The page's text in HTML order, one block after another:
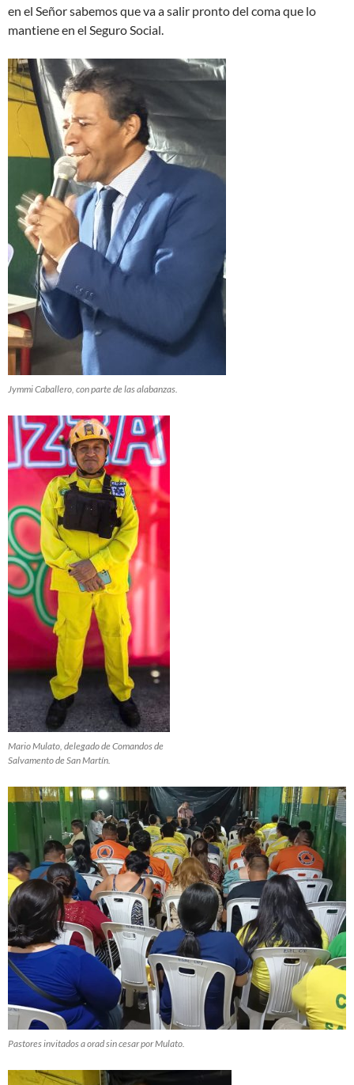
en el Señor sabemos que va a salir pronto del coma que lo
mantiene en el Seguro Social.
Jymmi Caballero, con parte de las alabanzas.
Mario Mulato, delegado de Comandos de
Salvamento de San Martín.
Pastores invitados a orad sin cesar por Mulato.